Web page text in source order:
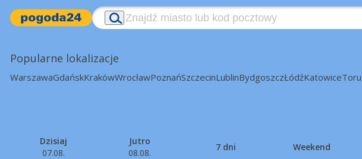
Popularne lokalizacje
WarszawaGdańskKrakówWrocławPoznańSzczecinLublinBydgoszczŁódźKatowice
Dzisiaj
07.08.
Jutro
08.08.
7 dni Weekend